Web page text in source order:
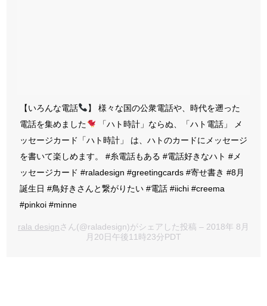
【いろんな電話
】 様々な国の公衆電話や、時代を遡った
電話を集めました
「ハト時計」ならぬ、「ハト電話」 メ
ッセージカード「ハト時計」 は、ハトのカードにメッセージ
を書いて楽しめます。 #糸電話もある #電話好きなハト #メ
ッセージカード #raladesign #greetingcards #寄せ書き #8月
誕生日 #鳥好きさんと繋がりたい #電話 #iichi #creema
#pinkoi #minne
rala designさん(@raladesign)がシェアした投稿 – 2018年 8月
月20日午後11時23分PDT